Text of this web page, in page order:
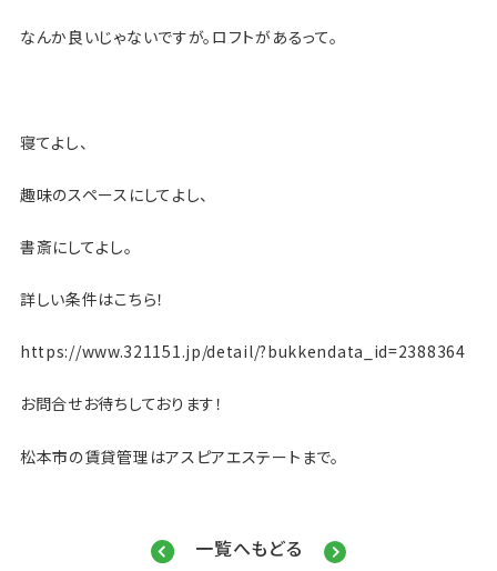
なんか良いじゃないですが。ロフトがあるって。
寝てよし、
趣味のスペースにしてよし、
書斎にしてよし。
詳しい条件はこちら！
https://www.321151.jp/detail/?bukkendata_id=2388364
お問合せお待ちしております！
松本市の賃貸管理はアスピアエステートまで。
一覧へもどる